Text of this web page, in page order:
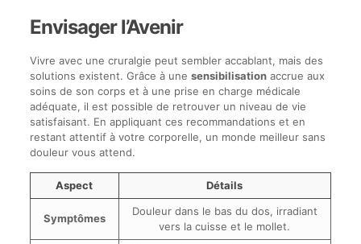
Envisager l’Avenir
Vivre avec une cruralgie peut sembler accablant, mais des
solutions existent. Grâce à une sensibilisationaccrue aux
soins de son corps et à une prise en charge médicale
adéquate, il est possible de retrouver un niveau de vie
satisfaisant. En appliquant ces recommandations et en
restant attentif à votre corporelle, un monde meilleur sans
douleur vous attend.
Aspect Détails
Symptômes
Douleur dans le bas du dos, irradiant
vers la cuisse et le mollet.